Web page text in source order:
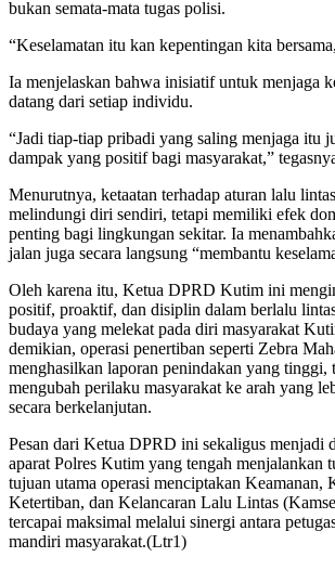
bukan semata-mata tugas polisi.
“Keselamatan itu kan kepentingan kita
Ia menjelaskan bahwa inisiatif untuk menjaga
datang dari setiap individu.
“Jadi tiap-tiap pribadi yang saling menjaga itu
dampak yang positif bagi masyarakat,”
Menurutnya, ketaatan terhadap aturan lalu
melindungi diri sendiri, tetapi memiliki efek
penting bagi lingkungan sekitar. Ia
jalan juga secara langsung “membantu
Oleh karena itu, Ketua DPRD Kutim ini
positif, proaktif, dan disiplin dalam berlalu
budaya yang melekat pada diri masyarakat
demikian, operasi penertiban seperti Zebra
menghasilkan laporan penindakan yang tinggi,
mengubah perilaku masyarakat ke arah yang
secara berkelanjutan.
Pesan dari Ketua DPRD ini sekaligus menjadi
aparat Polres Kutim yang tengah menjalankan
tujuan utama operasi menciptakan Keamanan,
Ketertiban, dan Kelancaran Lalu Lintas
tercapai maksimal melalui sinergi antara
mandiri masyarakat.(Ltr1)